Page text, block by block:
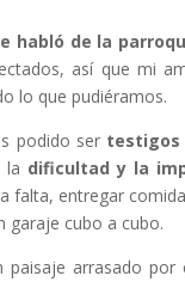
habló de la
así que mi
lo que pudiéramos.
podido ser testigos
la dificultad y la
falta, entregar
garaje cubo a cubo.
arrasado por